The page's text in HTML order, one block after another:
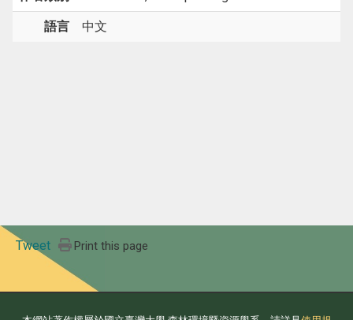
語言 中文
Tweet Print this page